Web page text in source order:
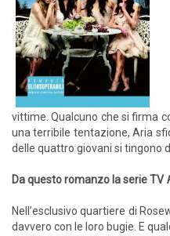
vittime. Qualcuno che si firma
una terribile tentazione, Aria
delle quattro giovani si tingono
Da questo romanzo la serie TV
Nell’esclusivo quartiere di
davvero con le loro bugie. E